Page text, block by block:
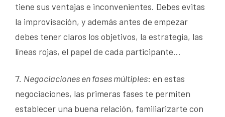
tiene sus ventajas e inconvenientes. Debes evitas
la improvisación, y además antes de empezar
debes tener claros los objetivos, la estrategia, las
líneas rojas, el papel de cada participante…
7. Negociaciones en fases múltiples: en estas
negociaciones, las primeras fases te permiten
establecer una buena relación, familiarizarte con